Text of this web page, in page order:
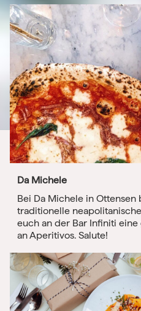
Da Michele
Bei Da Michele in Ottensen
traditionelle
euch an der Bar Infiniti
an Aperitivos. Salute!